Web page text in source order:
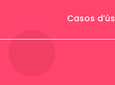
Casos d’ús